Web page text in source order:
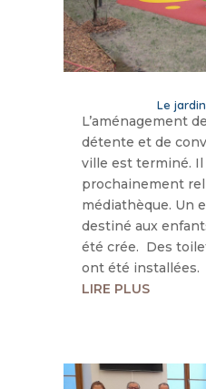
Le
L’aménagement
détente et de
ville est terminé. Il
prochainement
médiathèque. Un
destiné aux
été crée. Des
ont été installées.
LIRE PLUS